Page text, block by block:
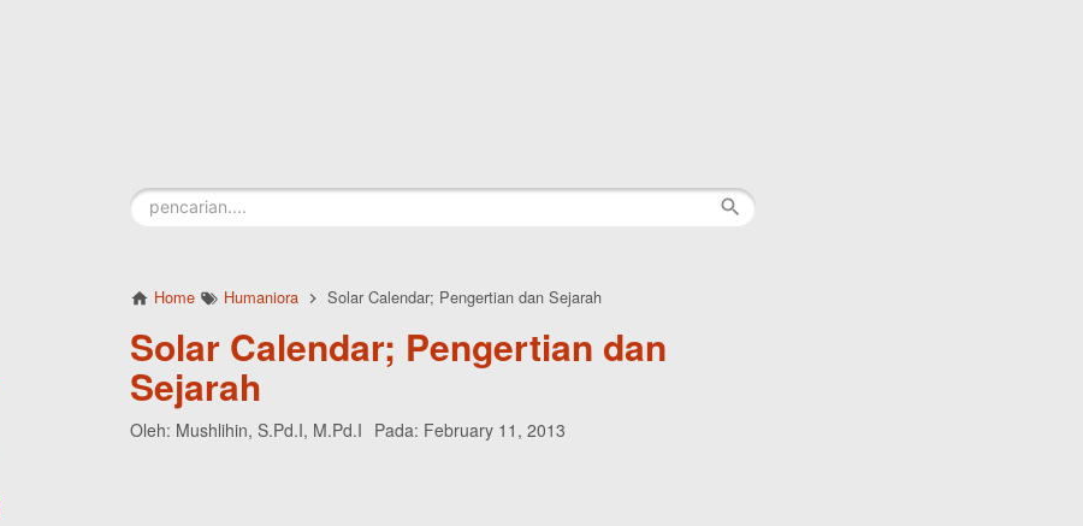
Home Humaniora Solar Calendar; Pengertian dan Sejarah
Solar Calendar; Pengertian dan
Sejarah
Oleh: Mushlihin, S.Pd.I, M.Pd.I Pada: February 11, 2013